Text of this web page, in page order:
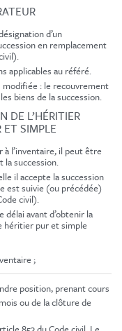
d’un
en remplacement
applicables au référé.
modifiée : le recouvrement
biens de la succession.
L’HÉRITIER
ET SIMPLE
l’inventaire, il peut être
succession.
il accepte la succession
est suivie (ou précédée)
civil).
avant d’obtenir la
héritier pur et simple
;
position, prenant cours
ou de la clôture de